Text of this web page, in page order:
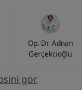
Op. Dr. Adnan
Gerçekcioğlu
gör